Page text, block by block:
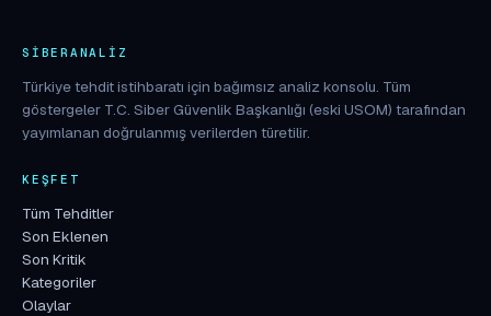
SIBERANALIZ
Türkiye tehdit istihbaratı için bağımsız analiz konsolu. Tüm
göstergeler T.C. Siber Güvenlik Başkanlığı (eski USOM) tarafından
yayımlanan doğrulanmış verilerden türetilir.
KEŞFET
Tüm Tehditler
Son Eklenen
Son Kritik
Kategoriler
Olaylar